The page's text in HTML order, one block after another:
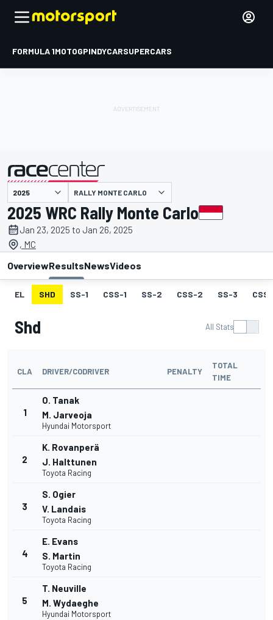
FORMULA 1MOTOGPINDYCARSUPERCARS
presented by RALLY MONTE CARLO
2025 WRC Rally Monte Carlo
Jan 23, 2025 to Jan 26, 2025
, MC
OverviewResultsNewsVideos
EL SHD SS-1 CSS-1 SS-2 CSS-2 SS-3
Shd All Stats
CLA DRIVER/CODRIVER PENALTY
TOTAL
TIME
1
O. Tanak
M. Jarveoja
Hyundai Motorsport
2
K. Rovanperä
J. Halttunen
Toyota Racing
3
S. Ogier
V. Landais
Toyota Racing
4
E. Evans
S. Martin
Toyota Racing
5
T. Neuville
M. Wydaeghe
Hyundai Motorsport